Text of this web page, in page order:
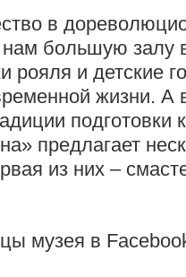
в
большую залу
рояля и детские
жизни. А
подготовки
предлагает
из них –
музея в